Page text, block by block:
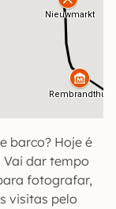
barco? Hoje é
Vai dar tempo
fotografar,
visitas pelo